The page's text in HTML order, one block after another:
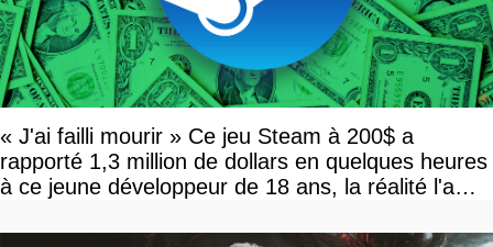
« J'ai failli mourir » Ce jeu Steam à 200$ a
rapporté 1,3 million de dollars en quelques heures
à ce jeune développeur de 18 ans, la réalité l'a